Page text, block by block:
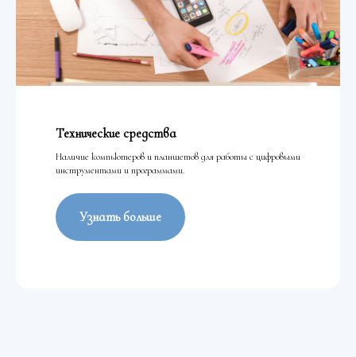
Технические средства
Наличие компьютеров и планшетов для работы с цифровыми
инструментами и программами.
Узнать больше